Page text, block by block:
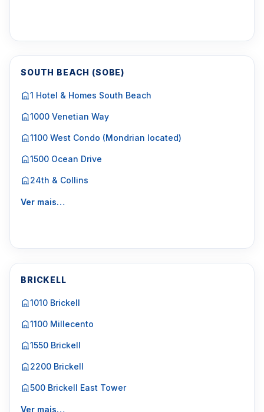
SOUTH BEACH (SOBE)
1 Hotel & Homes South Beach
1000 Venetian Way
1100 West Condo (Mondrian located)
1500 Ocean Drive
24th & Collins
Ver mais…
BRICKELL
1010 Brickell
1100 Millecento
1550 Brickell
2200 Brickell
500 Brickell East Tower
Ver mais…